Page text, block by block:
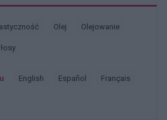
Elastyczność Olej Olejowanie
Włosy
english español français